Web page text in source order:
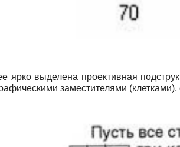
ярко выделена проективная
заместителями